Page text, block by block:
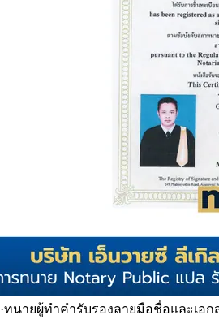
·ทนายผู้ทำคำรับรองลายมือชื่อและเอก